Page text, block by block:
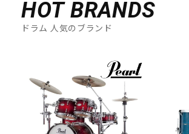
HOT BRANDS
ドラム 人気のブランド